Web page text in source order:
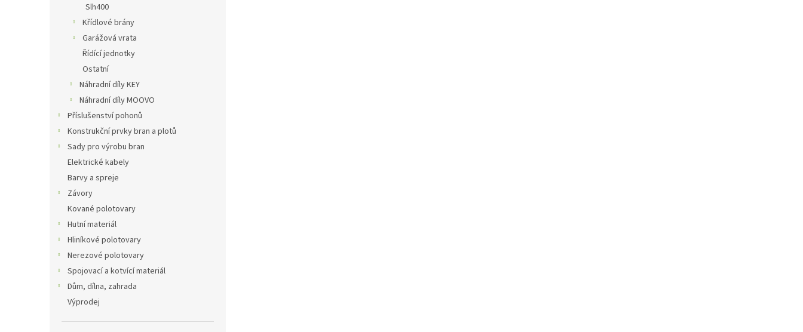
Slh400
Křídlové brány
Garážová vrata
Řídící jednotky
Ostatní
Náhradní díly KEY
Náhradní díly MOOVO
Příslušenství pohonů
Konstrukční prvky bran a plotů
Sady pro výrobu bran
Elektrické kabely
Barvy a spreje
Závory
Kované polotovary
Hutní materiál
Hliníkové polotovary
Nerezové polotovary
Spojovací a kotvící materiál
Dům, dílna, zahrada
Výprodej